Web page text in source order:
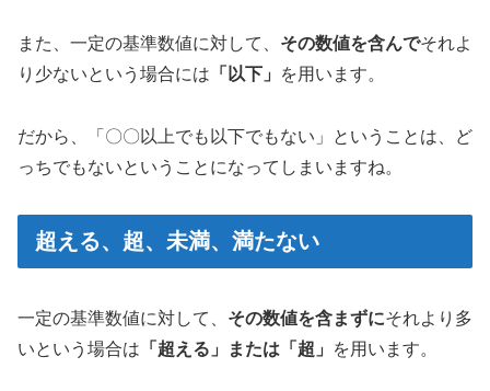
また、一定の基準数値に対して、 その数値を含んでそれよ
り少ないという場合には 「以下」 を用います。
だから、「〇〇以上でも以下でもない」ということは、ど
っちでもないということになってしまいますね。
超える、超、未満、満たない
一定の基準数値に対して、 その数値を含まずにそれより多
いという場合は 「超える」または「超」 を用います。